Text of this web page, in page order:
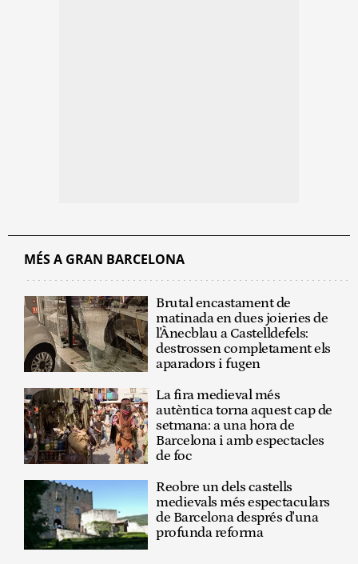
MÉS A GRAN BARCELONA
Brutal encastament de
matinada en dues joieries de
l'Ànecblau a Castelldefels:
destrossen completament els
aparadors i fugen
La fira medieval més
autèntica torna aquest cap de
setmana: a una hora de
Barcelona i amb espectacles
de foc
Reobre un dels castells
medievals més espectaculars
de Barcelona després d'una
profunda reforma